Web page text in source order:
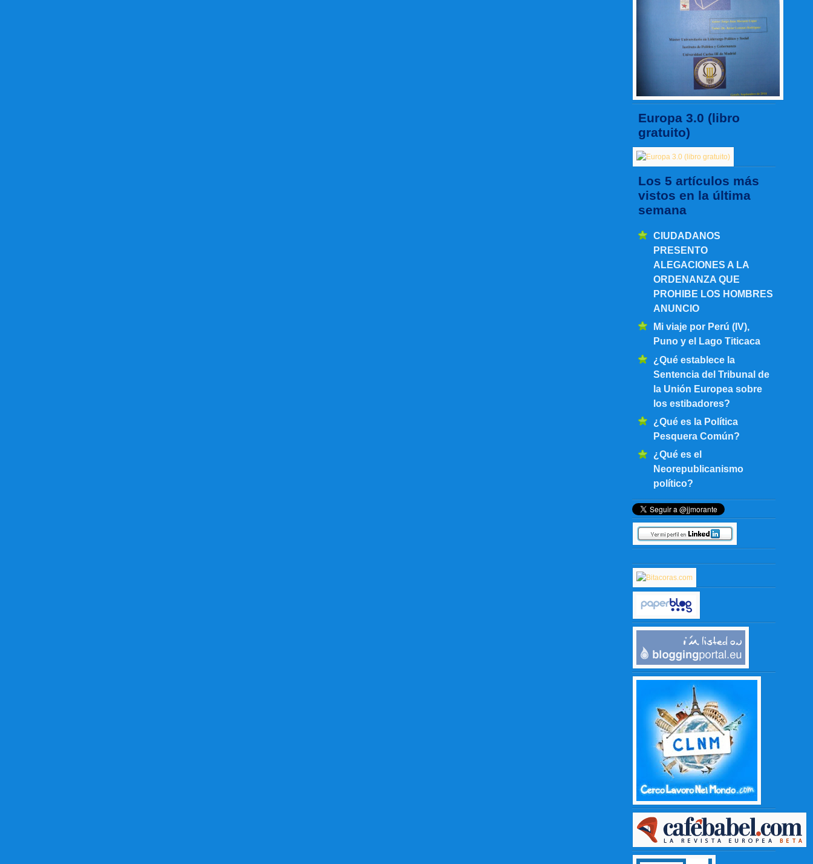
Europa 3.0 (libro
gratuito)
Los 5 artículos más
vistos en la última
semana
CIUDADANOS
PRESENTO
ALEGACIONES A LA
ORDENANZA QUE
PROHIBE LOS HOMBRES
ANUNCIO
Mi viaje por Perú (IV),
Puno y el Lago Titicaca
¿Qué establece la
Sentencia del Tribunal de
la Unión Europea sobre
los estibadores?
¿Qué es la Política
Pesquera Común?
¿Qué es el
Neorepublicanismo
político?